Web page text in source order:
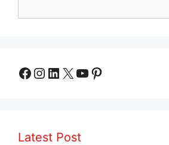
Facebook
Instagram
LinkedIn
X YouTube
Pinterest
Latest Post